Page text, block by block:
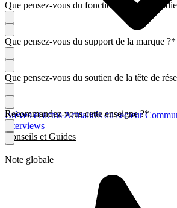
Brèves et actusActualités du secteur
Interviews
Conseils et Guides
Que pensez-vous du fonctionnement
Que pensez-vous du support de la marque ?*
Que pensez-vous du soutien de la tête de
Recommandez-vous cette enseigne ?*
Note globale